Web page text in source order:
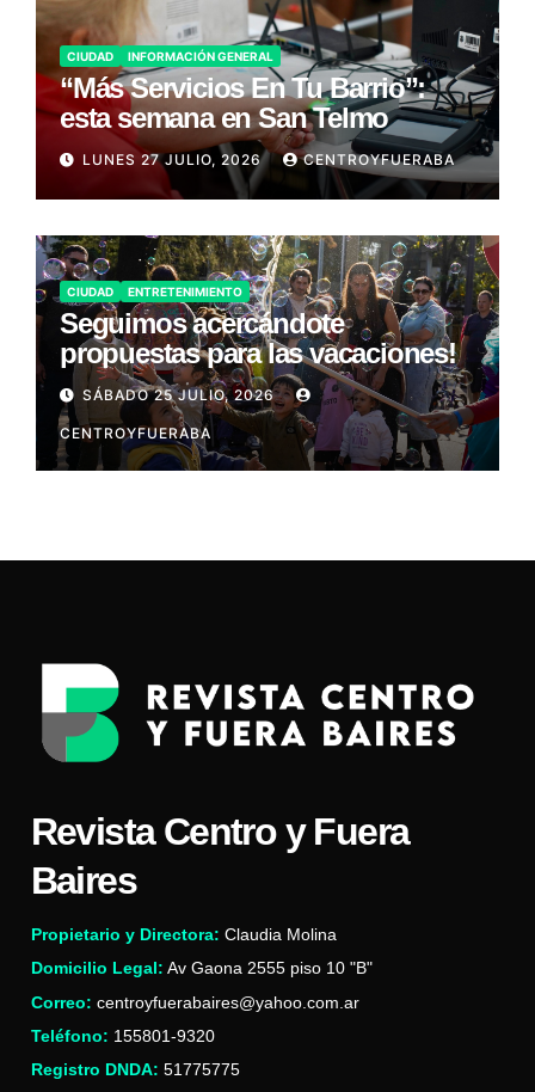
CIUDAD INFORMACIÓN GENERAL
“Más Servicios En Tu Barrio”:
esta semana en San Telmo
LUNES 27 JULIO, 2026 CENTROYFUERABA
CIUDAD ENTRETENIMIENTO
Seguimos acercándote
propuestas para las vacaciones!
SÁBADO 25 JULIO, 2026
CENTROYFUERABA
Revista Centro y Fuera
Baires
Propietario y Directora: Claudia Molina
Domicilio Legal: Av Gaona 2555 piso 10 "B"
Correo: centroyfuerabaires@yahoo.com.ar
Teléfono: 155801-9320
Registro DNDA: 51775775